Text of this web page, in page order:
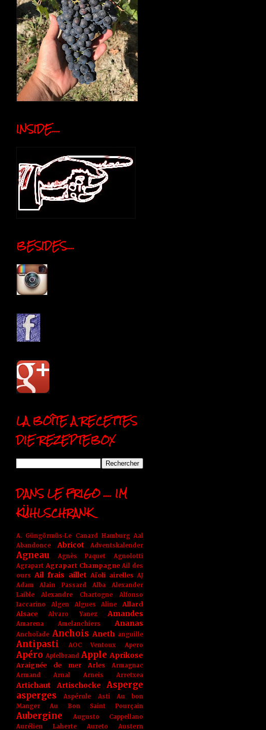
INSIDE....
BESIDES....
LA BOÎTE A RECETTES
DIE REZEPTEBOX
DANS LE FRIGO .... IM
KÜHLSCHRANK
A. Güngörmüs-Le Canard Hamburg Aal
Abandonce
Abricot Adventskalender
Agneau Agnès Paquet
Agnolotti
Agrapart Agrapart Champagne Ail des
ours Ail frais aillet Aïoli airelles AJ
Adam
Alain Passard Alba
Alexander
Laible
Alexandre Chartogne
Alfonso
Iaccarino
Algen Algues Aline
Allard
Alsace
Alvaro Yanez Amandes
Amarena Amelanchiers Ananas
Anchoïade Anchois Aneth anguille
Antipasti AOC Ventoux Apero
Apéro Apfelbrand Apple Aprikose
Araignée de mer Arles
Armagnac
Armand Arnal
Arneis Arretxea
Artichaut Artischocke
Asperge
asperges
Aspérule Asti
Au bon
Manger
Au Bon Saint Pourçain
Aubergine
Augusto Cappellano
Aurélien Laherte
Aureto
Austern